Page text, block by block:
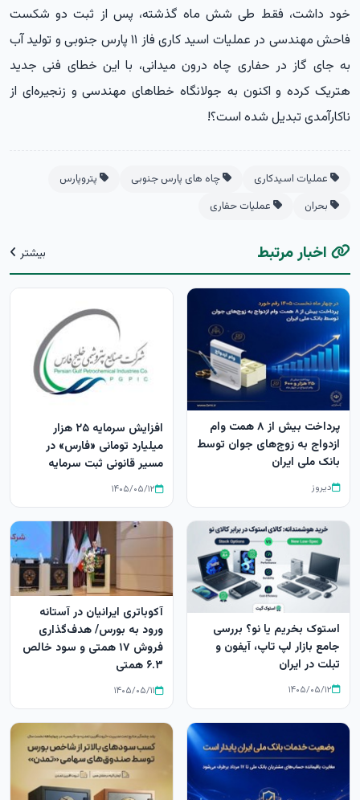
خود داشت، فقط طی شش ماه گذشته، پس از ثبت دو شکست
فاحش مهندسی در عملیات اسید کاری فاز ۱۱ پارس جنوبی و تولید آب
به جای گاز در حفاری چاه درون میدانی، با این خطای فنی جدید
هتریک کرده و اکنون به جولانگاه خطاهای مهندسی و زنجیره‌ای از
ناکارآمدی تبدیل شده است؟!
عملیات اسیدکاری چاه های پارس جنوبی
پتروپارس
بحران
عملیات حفاری
اخبار مرتبط بیشتر
پرداخت بیش از ۸ همت وام
ازدواج به زوج‌های جوان توسط
بانک ملی ایران
دیروز
افزایش سرمایه ۲۵ هزار
میلیارد تومانی «فارس» در
مسیر قانونی ثبت سرمایه
۱۴۰۵/۰۵/۱۲
استوک بخریم یا نو؟ بررسی
جامع بازار لپ‌ تاپ، آیفون و
تبلت در ایران
۱۴۰۵/۰۵/۱۲
آکوباتری ایرانیان در آستانه
ورود به بورس/ هدف‌گذاری
فروش ۱۷ همتی و سود خالص
۶.۳ همتی
۱۴۰۵/۰۵/۱۱